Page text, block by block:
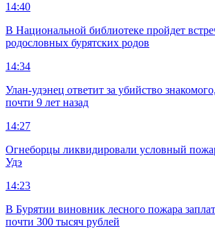
14:40
В Национальной библиотеке пройдет
родословных бурятских родов
14:34
Улан-удэнец ответит за убийство
почти 9 лет назад
14:27
Огнеборцы ликвидировали условный
Удэ
14:23
В Бурятии виновник лесного пожара
почти 300 тысяч рублей